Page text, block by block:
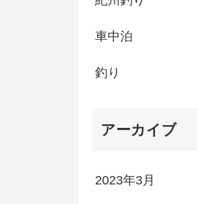
車中泊
釣り
アーカイブ
2023年3月